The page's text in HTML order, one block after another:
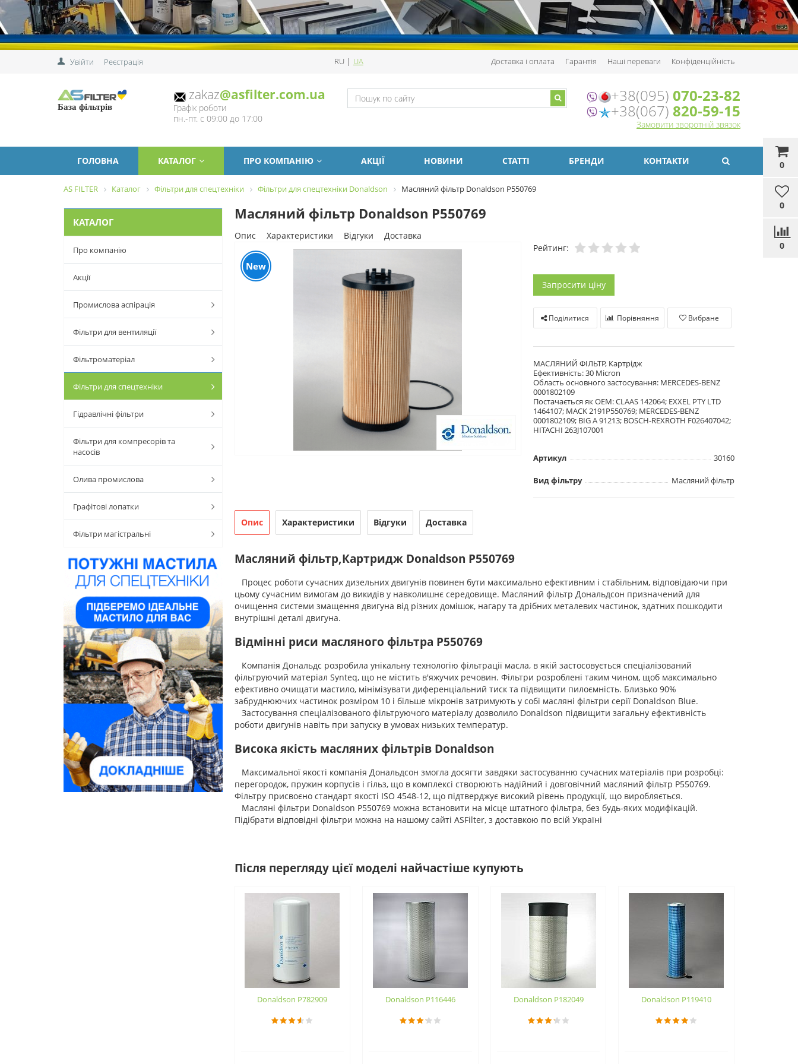
Увійти Реєстрація RU | UA Доставка і оплата Гарантія Наші переваги Конфіденційність
0
0
0
База фільтрів
zakaz@asfilter.com.ua
Графік роботи
пн.-пт. с 09:00 до 17:00
+38(095) 070-23-82
+38(067) 820-59-15
Замовити зворотній звязок
ГОЛОВНА КАТАЛОГ ПРО КОМПАНІЮ АКЦІЇ НОВИНИ СТАТТІ БРЕНДИ КОНТАКТИ
AS FILTER Каталог Фільтри для спецтехніки Фільтри для спецтехніки Donaldson Масляний фільтр Donaldson P550769
КАТАЛОГ
Про компанію
Акції
Промислова аспірація
Фільтри для вентиляції
Фільтроматеріал
Фільтри для спецтехніки
Гідравлічні фільтри
Фільтри для компресорів та
насосів
Олива промислова
Графітові лопатки
Фільтри магістральні
Масляний фільтр Donaldson P550769
Опис Характеристики Відгуки Доставка
New
Рейтинг:
Запросити ціну
Поділитися Порівняння Вибране
МАСЛЯНИЙ ФІЛЬТР, Картрідж
Ефективність: 30 Micron
Область основного застосування: MERCEDES-BENZ
0001802109
Постачається як OEM: CLAAS 142064; EXXEL PTY LTD
1464107; MACK 2191P550769; MERCEDES-BENZ
0001802109; BIG A 91213; BOSCH-REXROTH F026407042;
HITACHI 263J107001
Артикул 30160
Вид фільтру Масляний фільтр
Опис Характеристики Відгуки Доставка
Масляний фільтр,Картридж Donaldson P550769
Процес роботи сучасних дизельних двигунів повинен бути максимально ефективним і стабільним, відповідаючи при
цьому сучасним вимогам до викидів у навколишнє середовище. Масляний фільтр Дональдсон призначений для
очищення системи змащення двигуна від різних домішок, нагару та дрібних металевих частинок, здатних пошкодити
внутрішні деталі двигуна.
Відмінні риси масляного фільтра P550769
Компанія Дональдс розробила унікальну технологію фільтрації масла, в якій застосовується спеціалізований
фільтруючий матеріал Synteq, що не містить в'яжучих речовин. Фільтри розроблені таким чином, щоб максимально
ефективно очищати мастило, мінімізувати диференціальний тиск та підвищити пилоємність. Близько 90%
забруднюючих частинок розміром 10 і більше мікронів затримують у собі масляні фільтри серії Donaldson Blue.
Застосування спеціалізованого фільтруючого матеріалу дозволило Donaldson підвищити загальну ефективність
роботи двигунів навіть при запуску в умовах низьких температур.
Висока якість масляних фільтрів Donaldson
Максимальної якості компанія Дональдсон змогла досягти завдяки застосуванню сучасних матеріалів при розробці:
перегородок, пружин корпусів і гільз, що в комплексі створюють надійний і довговічний масляний фільтр P550769.
Фільтру присвоєно стандарт якості ISO 4548-12, що підтверджує високий рівень продукції, що виробляється.
Масляні фільтри Donaldson P550769 можна встановити на місце штатного фільтра, без будь-яких модифікацій.
Підібрати відповідні фільтри можна на нашому сайті ASFilter, з доставкою по всій Україні
Після перегляду цієї моделі найчастіше купують
Donaldson P782909 Donaldson P116446 Donaldson P182049 Donaldson P119410